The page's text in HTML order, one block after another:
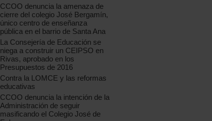
CCOO denuncia la amenaza de
cierre del colegio José Bergamín,
único centro de enseñanza
pública en el barrio de Santa Ana
La Consejería de Educación se
niega a construir un CEIPSO en
Rivas, aprobado en los
Presupuestos de 2016
Contra la LOMCE y las reformas
educativas
CCOO denuncia la intención de la
Administración de seguir
masificando el Colegio José de